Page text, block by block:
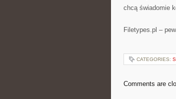
chcą świadomie
Filetypes.pl –
CATEGORIES:
Comments are